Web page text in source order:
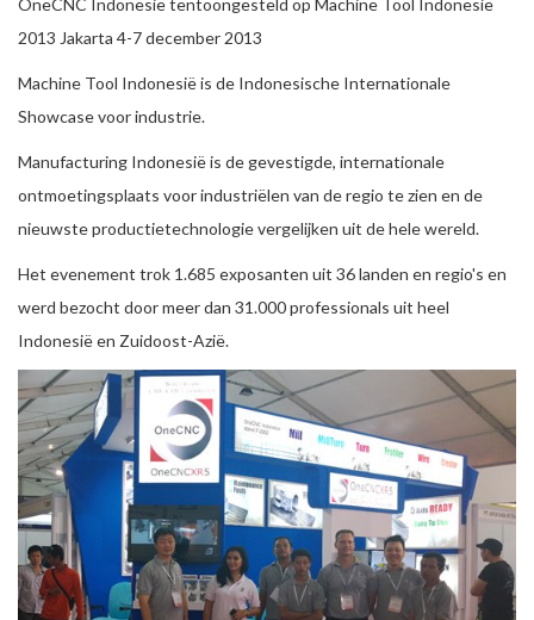
2013 Jakarta 4-7 december 2013
Machine Tool Indonesië is de Indonesische Internationale
Showcase voor industrie.
Manufacturing Indonesië is de gevestigde, internationale
ontmoetingsplaats voor industriëlen van de regio te zien en de
nieuwste productietechnologie vergelijken uit de hele wereld.
Het evenement trok 1.685 exposanten uit 36 landen en regio's en
werd bezocht door meer dan 31.000 professionals uit heel
Indonesië en Zuidoost-Azië.